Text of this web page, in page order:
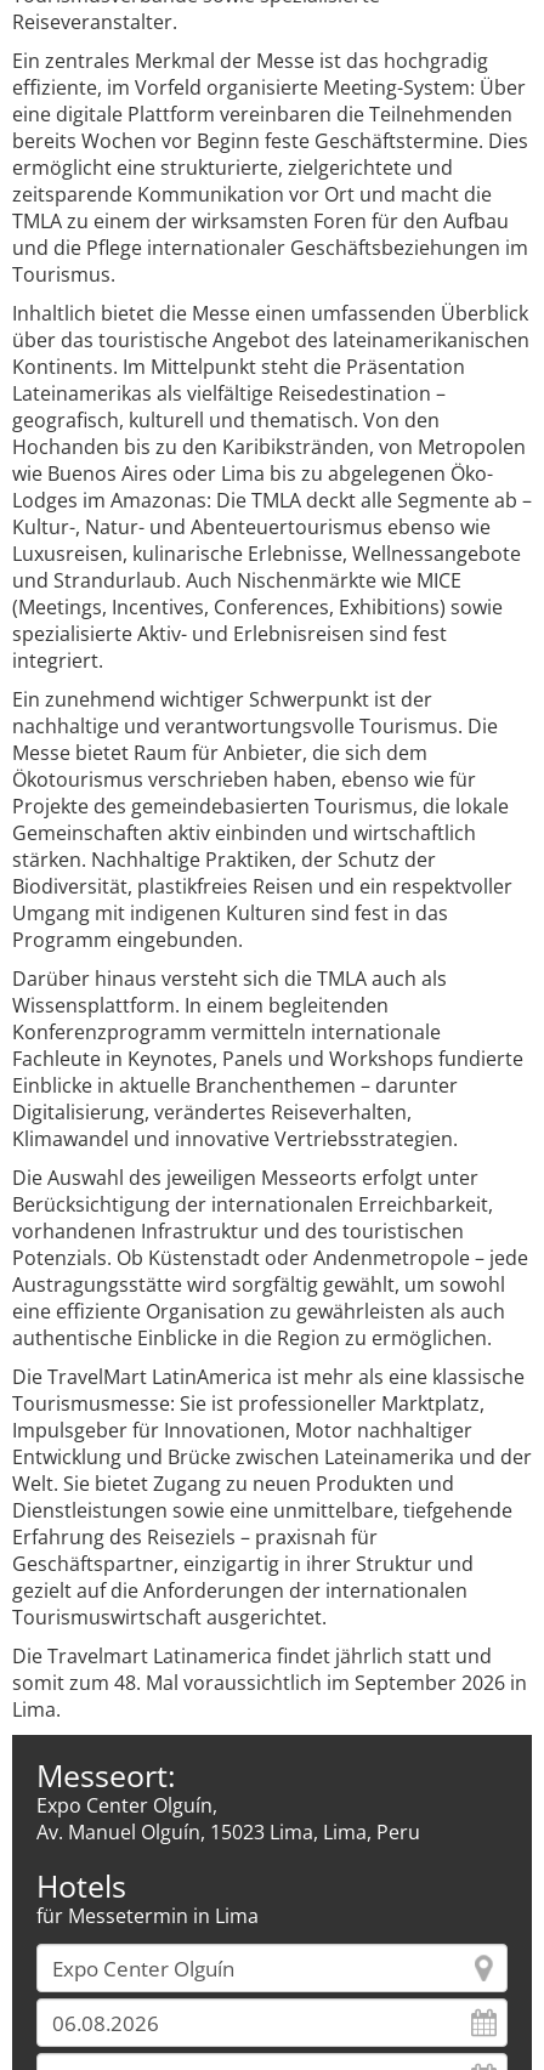
Reiseveranstalter.
Ein zentrales Merkmal der Messe ist das hochgradig
effiziente, im Vorfeld organisierte Meeting-System: Über
eine digitale Plattform vereinbaren die Teilnehmenden
bereits Wochen vor Beginn feste Geschäftstermine. Dies
ermöglicht eine strukturierte, zielgerichtete und
zeitsparende Kommunikation vor Ort und macht die
TMLA zu einem der wirksamsten Foren für den Aufbau
und die Pflege internationaler Geschäftsbeziehungen im
Tourismus.
Inhaltlich bietet die Messe einen umfassenden Überblick
über das touristische Angebot des lateinamerikanischen
Kontinents. Im Mittelpunkt steht die Präsentation
Lateinamerikas als vielfältige Reisedestination –
geografisch, kulturell und thematisch. Von den
Hochanden bis zu den Karibikstränden, von Metropolen
wie Buenos Aires oder Lima bis zu abgelegenen Öko-
Lodges im Amazonas: Die TMLA deckt alle Segmente ab –
Kultur-, Natur- und Abenteuertourismus ebenso wie
Luxusreisen, kulinarische Erlebnisse, Wellnessangebote
und Strandurlaub. Auch Nischenmärkte wie MICE
(Meetings, Incentives, Conferences, Exhibitions) sowie
spezialisierte Aktiv- und Erlebnisreisen sind fest
integriert.
Ein zunehmend wichtiger Schwerpunkt ist der
nachhaltige und verantwortungsvolle Tourismus. Die
Messe bietet Raum für Anbieter, die sich dem
Ökotourismus verschrieben haben, ebenso wie für
Projekte des gemeindebasierten Tourismus, die lokale
Gemeinschaften aktiv einbinden und wirtschaftlich
stärken. Nachhaltige Praktiken, der Schutz der
Biodiversität, plastikfreies Reisen und ein respektvoller
Umgang mit indigenen Kulturen sind fest in das
Programm eingebunden.
Darüber hinaus versteht sich die TMLA auch als
Wissensplattform. In einem begleitenden
Konferenzprogramm vermitteln internationale
Fachleute in Keynotes, Panels und Workshops fundierte
Einblicke in aktuelle Branchenthemen – darunter
Digitalisierung, verändertes Reiseverhalten,
Klimawandel und innovative Vertriebsstrategien.
Die Auswahl des jeweiligen Messeorts erfolgt unter
Berücksichtigung der internationalen Erreichbarkeit,
vorhandenen Infrastruktur und des touristischen
Potenzials. Ob Küstenstadt oder Andenmetropole – jede
Austragungsstätte wird sorgfältig gewählt, um sowohl
eine effiziente Organisation zu gewährleisten als auch
authentische Einblicke in die Region zu ermöglichen.
Die TravelMart LatinAmerica ist mehr als eine klassische
Tourismusmesse: Sie ist professioneller Marktplatz,
Impulsgeber für Innovationen, Motor nachhaltiger
Entwicklung und Brücke zwischen Lateinamerika und der
Welt. Sie bietet Zugang zu neuen Produkten und
Dienstleistungen sowie eine unmittelbare, tiefgehende
Erfahrung des Reiseziels – praxisnah für
Geschäftspartner, einzigartig in ihrer Struktur und
gezielt auf die Anforderungen der internationalen
Tourismuswirtschaft ausgerichtet.
Die Travelmart Latinamerica findet jährlich statt und
somit zum 48. Mal voraussichtlich im September 2026 in
Lima.
Messeort:
Expo Center Olguín,
Av. Manuel Olguín, 15023 Lima, Lima, Peru
Hotels
für Messetermin in Lima